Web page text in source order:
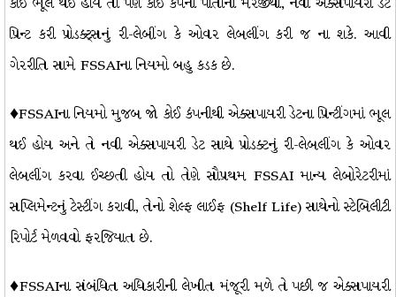
પ્રિન્ટ કરી પ્રોડક્ટ્સનું રી-લેબીંગ કે ઓવર લેબલીંગ કરી જ ના શકે. આવી
ગેરરીતિ સામે FSSAIના નિયમો બહુ કડક છે.
♦FSSAIના નિયમો મુજબ જો કોઈ કંપનીથી એક્સપાયરી ડેટના પ્રિન્ટીંગમાં ભૂલ
થઈ હોય અને તે નવી એક્સપાયરી ડેટ સાથે પ્રોડક્ટનું રી-લેબલીંગ કે ઓવર
લેબલીંગ કરવા ઈચ્છતી હોય તો તેણે સૌપ્રથમ FSSAI માન્ય લેબોરેટરીમાં
સપ્લિમેન્ટનું ટેસ્ટીંગ કરાવી, તેનો શેલ્ફ લાઈફ (Shelf Life) સાથેનો સ્ટેબિલીટી
રિપોર્ટ મેળવવો ફરજિયાત છે.
♦FSSAIના સંબંધિત અધિકારીની લેખીત મંજૂરી મળે તે પછી જ એક્સપાયરી